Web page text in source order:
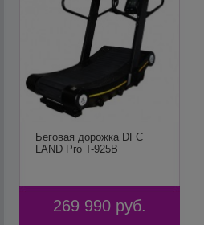
Беговая дорожка DFC
LAND Pro T-925B
269 990 руб.